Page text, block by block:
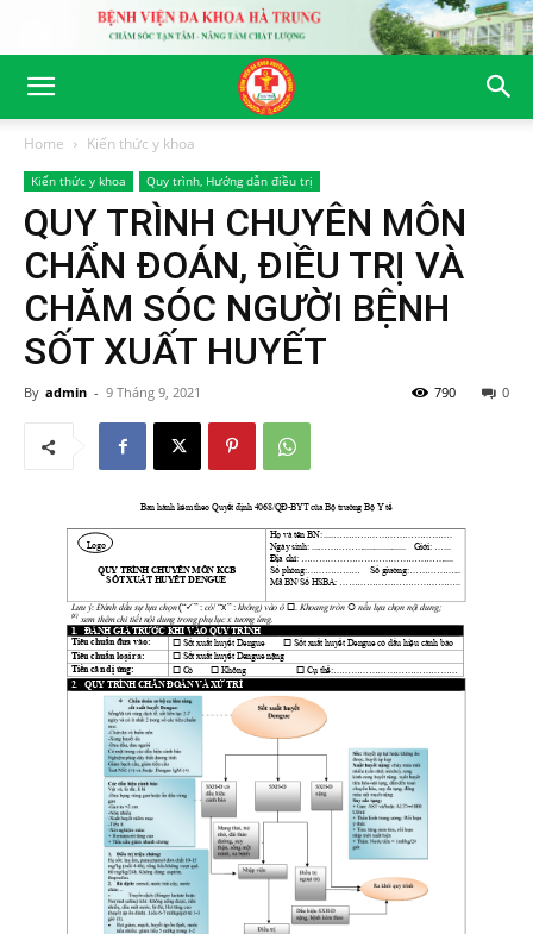
Home Kiến thức y khoa
Kiến thức y khoa Quy trình, Hướng dẫn điều trị
QUY TRÌNH CHUYÊN MÔN
CHẨN ĐOÁN, ĐIỀU TRỊ VÀ
CHĂM SÓC NGƯỜI BỆNH
SỐT XUẤT HUYẾT
By admin - 9 Tháng 9, 2021 0
790